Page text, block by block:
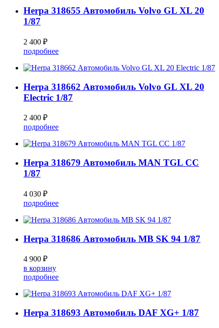
Herpa 318655 Автомобиль Volvo GL XL 20
1/87
2 400 ₽
подробнее
Herpa 318662 Автомобиль Volvo GL XL 20
Electric 1/87
2 400 ₽
подробнее
Herpa 318679 Автомобиль MAN TGL CC
1/87
4 030 ₽
подробнее
Herpa 318686 Автомобиль MB SK 94 1/87
4 900 ₽
в корзину
подробнее
Herpa 318693 Автомобиль DAF XG+ 1/87